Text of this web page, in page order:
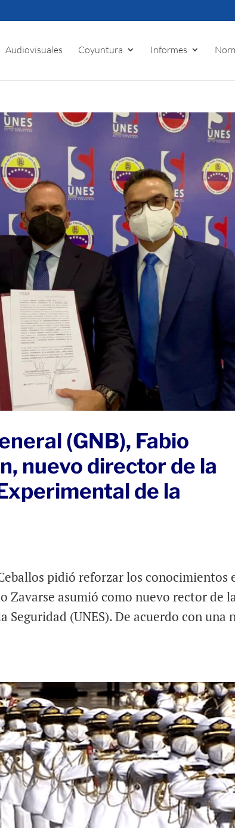
Audiovisuales Coyuntura Informes
(GNB), Fabio
nuevo director de la
de la
pidió reforzar los conocimientos
Zavarse asumió como nuevo rector de
(UNES). De acuerdo con una